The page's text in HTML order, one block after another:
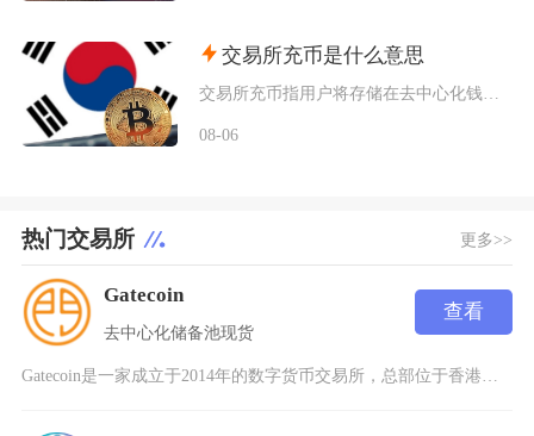
交易所充币是什么意思
08-06
热门交易所 更多>>
Gatecoin
去中心化储备池现货
查看
Gatecoin是一家成立于2014年的数字货币交易所，总部位于香港，由AurélienM